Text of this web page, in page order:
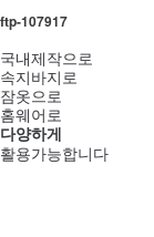
ftp-107917
국내제작으로
속지바지로
잠옷으로
홈웨어로
다양하게
활용가능합니다